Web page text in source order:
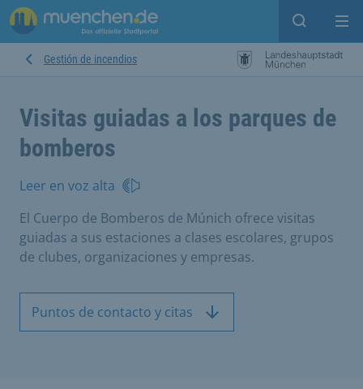
Open
Gestión de incendios
Visitas guiadas a los parques de
bomberos
Leer en voz alta
El Cuerpo de Bomberos de Múnich ofrece visitas
guiadas a sus estaciones a clases escolares, grupos
de clubes, organizaciones y empresas.
Puntos de contacto y citas